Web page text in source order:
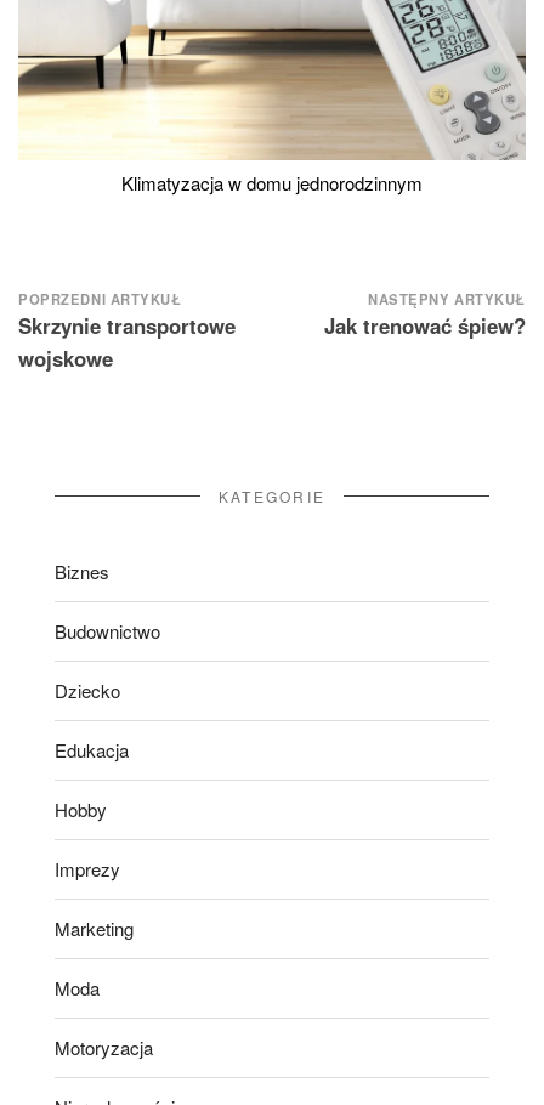
Klimatyzacja w domu jednorodzinnym
Nawigacja
wpisu
POPRZEDNI ARTYKUŁ
Skrzynie transportowe
wojskowe
NASTĘPNY ARTYKUŁ
Jak trenować śpiew?
KATEGORIE
Biznes
Budownictwo
Dziecko
Edukacja
Hobby
Imprezy
Marketing
Moda
Motoryzacja